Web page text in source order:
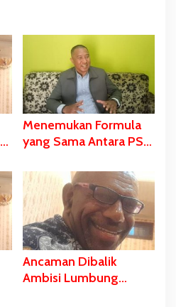
Menemukan Formula
yang Sama Antara PSN
Wambad dan Mbulalo
Dalam Budaya Orang
Malind
Ancaman Dibalik
Ambisi Lumbung